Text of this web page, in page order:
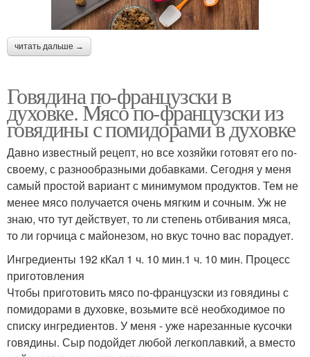
читать дальше →
Говядина по-французски в
духовке. Мясо по-французски из
говядины с помидорами в духовке
Давно известный рецепт, но все хозяйки готовят его по-
своему, с разнообразными добавками. Сегодня у меня
самый простой вариант с минимумом продуктов. Тем не
менее мясо получается очень мягким и сочным. Уж не
знаю, что тут действует, то ли степень отбивания мяса,
то ли горчица с майонезом, но вкус точно вас порадует.
Ингредиенты 192 кКал 1 ч. 10 мин.1 ч. 10 мин. Процесс
приготовления
Чтобы приготовить мясо по-французски из говядины с
помидорами в духовке, возьмите всё необходимое по
списку ингредиентов. У меня - уже нарезанные кусочки
говядины. Сыр подойдет любой легкоплавкий, а вместо